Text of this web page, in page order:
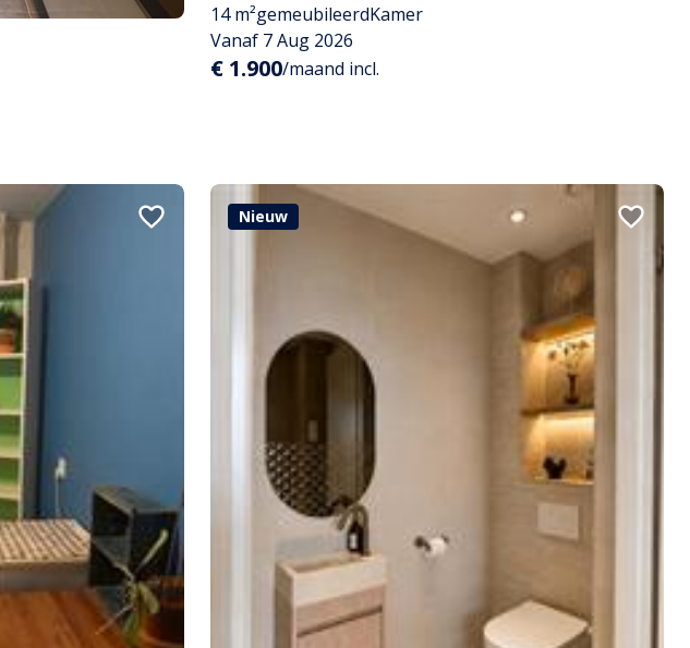
14 m²gemeubileerdKamer
Vanaf 7 Aug 2026
€ 1.900/maand incl.
Nieuw